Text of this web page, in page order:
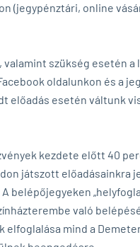
(jegypénztári, online
szükség esetén a
oldalunkon és a
előadás esetén váltunk
kezdete előtt 40
játszott
belépőjegyeken
való
elfoglalása mind a